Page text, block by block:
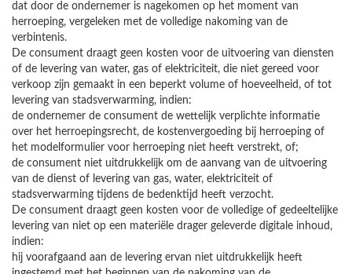
dat door de ondernemer is nagekomen op het moment van
herroeping, vergeleken met de volledige nakoming van de
verbintenis.
De consument draagt geen kosten voor de uitvoering van diensten
of de levering van water, gas of elektriciteit, die niet gereed voor
verkoop zijn gemaakt in een beperkt volume of hoeveelheid, of tot
levering van stadsverwarming, indien:
de ondernemer de consument de wettelijk verplichte informatie
over het herroepingsrecht, de kostenvergoeding bij herroeping of
het modelformulier voor herroeping niet heeft verstrekt, of;
de consument niet uitdrukkelijk om de aanvang van de uitvoering
van de dienst of levering van gas, water, elektriciteit of
stadsverwarming tijdens de bedenktijd heeft verzocht.
De consument draagt geen kosten voor de volledige of gedeeltelijke
levering van niet op een materiële drager geleverde digitale inhoud,
indien:
hij voorafgaand aan de levering ervan niet uitdrukkelijk heeft